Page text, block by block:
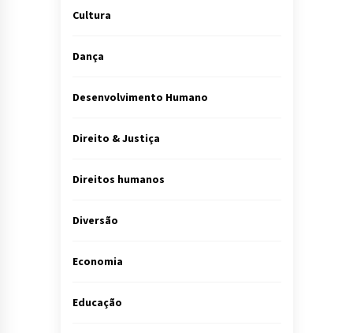
Cultura
Dança
Desenvolvimento Humano
Direito & Justiça
Direitos humanos
Diversão
Economia
Educação